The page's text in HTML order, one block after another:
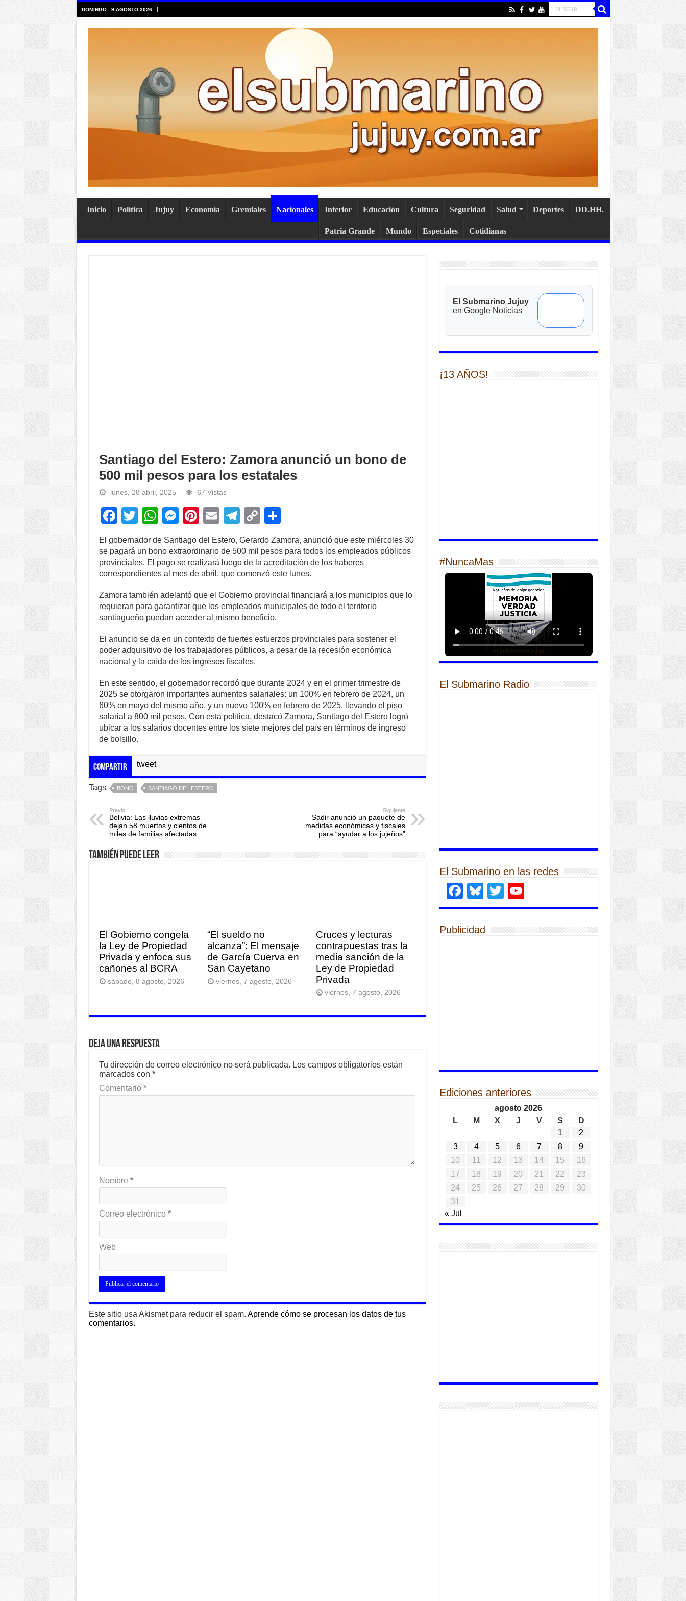
DOMINGO , 9 AGOSTO 2026
Inicio Política Jujuy Economía Gremiales Nacionales Interior Educación Cultura Seguridad Salud Deportes DD.HH.
Patria Grande Mundo Especiales Cotidianas
Santiago del Estero: Zamora anunció un bono de
500 mil pesos para los estatales
lunes, 28 abril, 2025 67 Vistas
F
a
c
e
b
o
o
T
wi
tt
er
W
h
at
s
A
p
p
M
e
ss
e
n
g
er
Pi
nt
er
e
st
E
ail
T
el
e
gr
a
m
C
o
p
y
Li
n
k
ar
e
El gobernador de Santiago del Estero, Gerardo Zamora, anunció que este miércoles 30
se pagará un bono extraordinario de 500 mil pesos para todos los empleados públicos
provinciales. El pago se realizará luego de la acreditación de los haberes
correspondientes al mes de abril, que comenzó este lunes.
Zamora también adelantó que el Gobierno provincial financiará a los municipios que lo
requieran para garantizar que los empleados municipales de todo el territorio
santiagueño puedan acceder al mismo beneficio.
El anuncio se da en un contexto de fuertes esfuerzos provinciales para sostener el
poder adquisitivo de los trabajadores públicos, a pesar de la recesión económica
nacional y la caída de los ingresos fiscales.
En este sentido, el gobernador recordó que durante 2024 y en el primer trimestre de
2025 se otorgaron importantes aumentos salariales: un 100% en febrero de 2024, un
60% en mayo del mismo año, y un nuevo 100% en febrero de 2025, llevando el piso
salarial a 800 mil pesos. Con esta política, destacó Zamora, Santiago del Estero logró
ubicar a los salarios docentes entre los siete mejores del país en términos de ingreso
de bolsillo.
Compartir tweet
Tags BONO SANTIAGO DEL ESTERO
Previo
Bolivia: Las lluvias extremas
dejan 58 muertos y cientos de
miles de familias afectadas
Siguiente
Sadir anunció un paquete de
medidas económicas y fiscales
para “ayudar a los jujeños”
También puede leer
El Gobierno congela
la Ley de Propiedad
Privada y enfoca sus
cañones al BCRA
sábado, 8 agosto, 2026
“El sueldo no
alcanza”: El mensaje
de García Cuerva en
San Cayetano
viernes, 7 agosto, 2026
Cruces y lecturas
contrapuestas tras la
media sanción de la
Ley de Propiedad
Privada
viernes, 7 agosto, 2026
Deja una respuesta
Tu dirección de correo electrónico no será publicada. Los campos obligatorios están
marcados con *
Comentario *
Nombre *
Correo electrónico *
Web
Este sitio usa Akismet para reducir el spam. Aprende cómo se procesan los datos de tus
comentarios.
El Submarino Jujuy
en Google Noticias
¡13 AÑOS!
#NuncaMas
El Submarino Radio
El Submarino en las redes
Facebook
Bluesky
Twitter
Publicidad
Ediciones anteriores
agosto 2026
L
M X J V S
D
1
2
3
4 5 6 7 8
9
10
11 12 13 14 15
16
17
18 19 20 21 22
23
24
25 26 27 28 29
30
31
« Jul